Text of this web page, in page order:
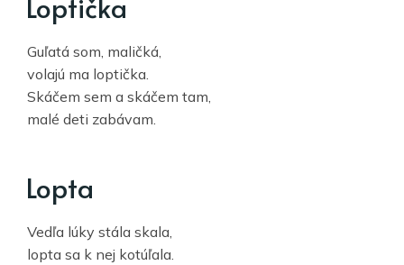
Guľatá som, maličká,
volajú ma loptička.
Skáčem sem a skáčem tam,
malé deti zabávam.
Lopta
Vedľa lúky stála skala,
lopta sa k nej kotúľala.